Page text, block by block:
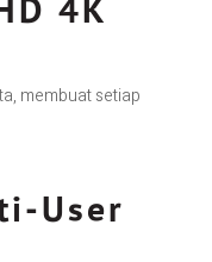
membuat setiap
User